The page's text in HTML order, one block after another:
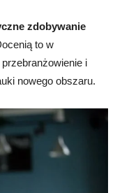
zdobywanie
to w
i
nowego obszaru.